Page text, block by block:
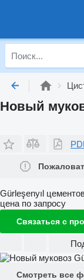
Новый
Gürleşenyıl
цена по запросу
Связаться с
Смотреть все